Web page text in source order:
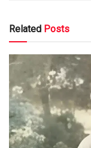
Related Posts